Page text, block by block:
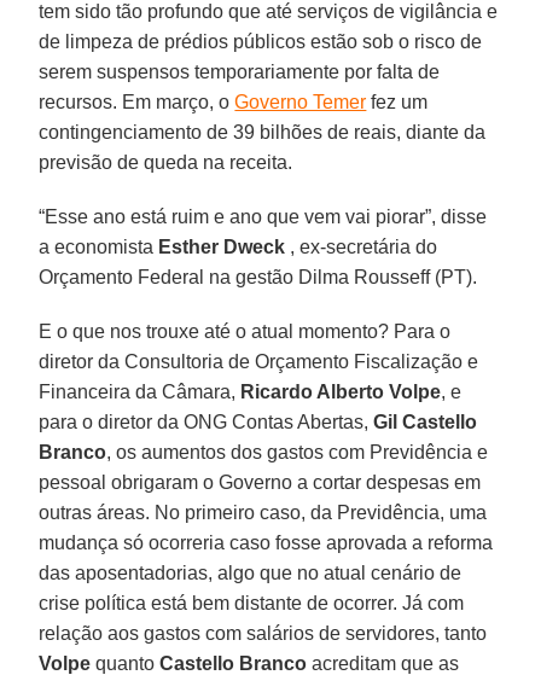
tem sido tão profundo que até serviços de vigilância e
de limpeza de prédios públicos estão sob o risco de
serem suspensos temporariamente por falta de
recursos. Em março, oGoverno Temer fez um
contingenciamento de 39 bilhões de reais, diante da
previsão de queda na receita.
“Esse ano está ruim e ano que vem vai piorar”, disse
a economista Esther Dweck , ex-secretária do
Orçamento Federal na gestão Dilma Rousseff (PT).
E o que nos trouxe até o atual momento? Para o
diretor da Consultoria de Orçamento Fiscalização e
Financeira da Câmara, Ricardo Alberto Volpe, e
para o diretor da ONG Contas Abertas,Gil Castello
Branco, os aumentos dos gastos com Previdência e
pessoal obrigaram o Governo a cortar despesas em
outras áreas. No primeiro caso, da Previdência, uma
mudança só ocorreria caso fosse aprovada a reforma
das aposentadorias, algo que no atual cenário de
crise política está bem distante de ocorrer. Já com
relação aos gastos com salários de servidores, tanto
Volpe quantoCastello Branco acreditam que as